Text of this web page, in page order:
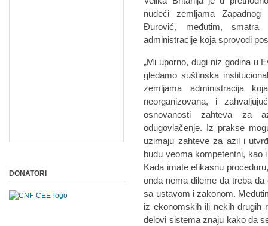
nudeći zemljama
Đurović, međutim,
administracije koja sprovodi
„Mi uporno, dugi niz godina u
gledamo suštinska
zemljama administracija
neorganizovana, i
osnovanosti zahteva za
odugovlačenje. Iz prakse
uzimaju zahteve za azil i
budu veoma kompetentni, kao
Kada imate efikasnu
onda nema dileme da treba
sa ustavom i zakonom.
iz ekonomskih ili nekih drugih
delovi sistema znaju kako da
DONATORI